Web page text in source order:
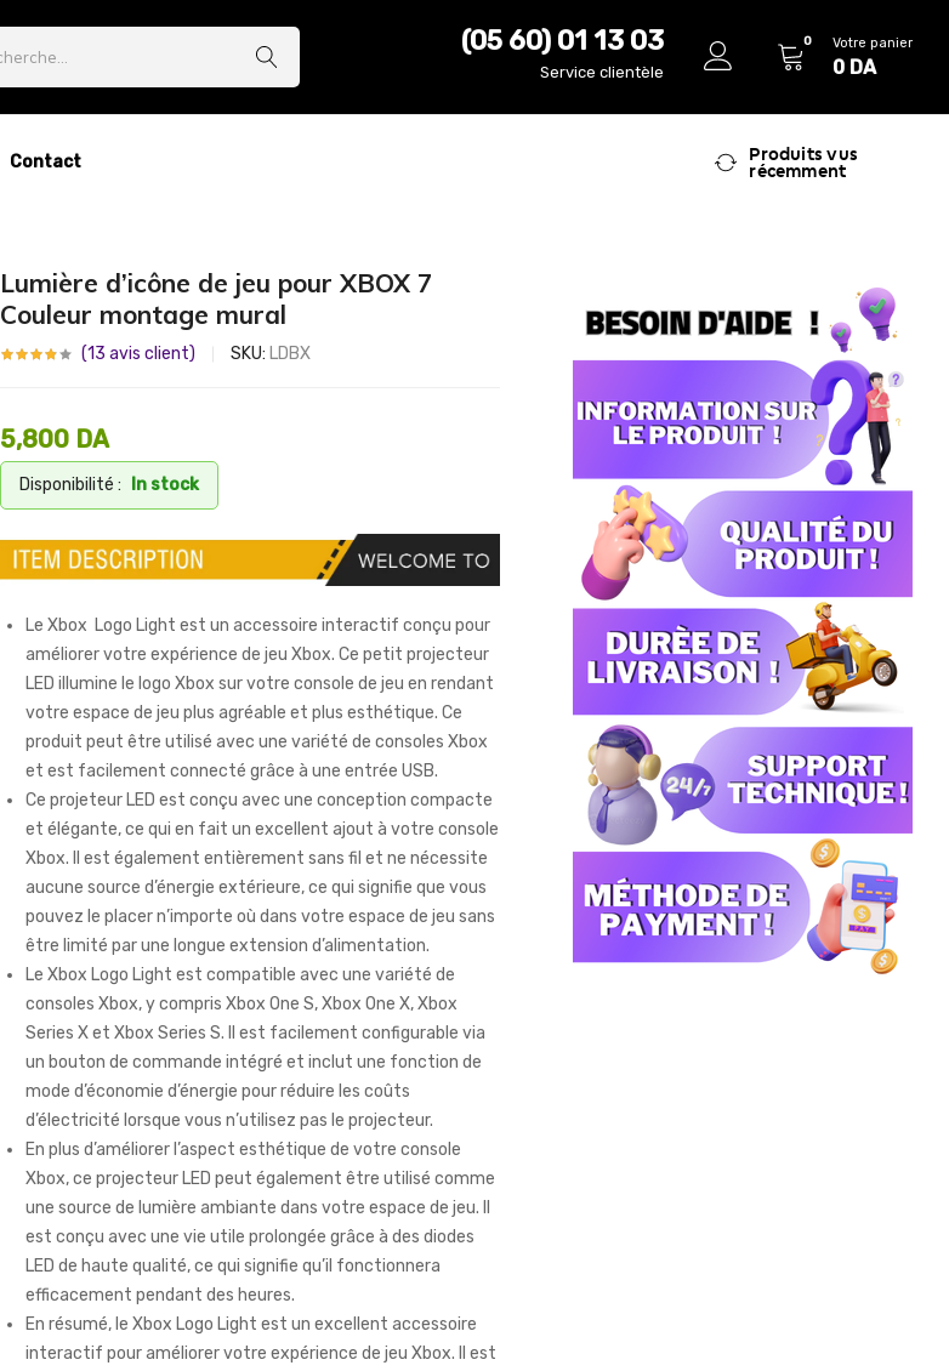
(05 60) 01 13 03
Service clientèle
0 Votre panier
0 DA
Contact
Produits vus
récemment
Lumière d’icône de jeu pour XBOX 7
Couleur montage mural
(13 avis client) SKU: LDBX
5,800 DA
Disponibilité : In stock
Le Xbox Logo Light est un accessoire interactif conçu pour
améliorer votre expérience de jeu Xbox. Ce petit projecteur
LED illumine le logo Xbox sur votre console de jeu en rendant
votre espace de jeu plus agréable et plus esthétique. Ce
produit peut être utilisé avec une variété de consoles Xbox
et est facilement connecté grâce à une entrée USB.
Ce projeteur LED est conçu avec une conception compacte
et élégante, ce qui en fait un excellent ajout à votre console
Xbox. Il est également entièrement sans fil et ne nécessite
aucune source d’énergie extérieure, ce qui signifie que vous
pouvez le placer n’importe où dans votre espace de jeu sans
être limité par une longue extension d’alimentation.
Le Xbox Logo Light est compatible avec une variété de
consoles Xbox, y compris Xbox One S, Xbox One X, Xbox
Series X et Xbox Series S. Il est facilement configurable via
un bouton de commande intégré et inclut une fonction de
mode d’économie d’énergie pour réduire les coûts
d’électricité lorsque vous n’utilisez pas le projecteur.
En plus d’améliorer l’aspect esthétique de votre console
Xbox, ce projecteur LED peut également être utilisé comme
une source de lumière ambiante dans votre espace de jeu. Il
est conçu avec une vie utile prolongée grâce à des diodes
LED de haute qualité, ce qui signifie qu’il fonctionnera
efficacement pendant des heures.
En résumé, le Xbox Logo Light est un excellent accessoire
interactif pour améliorer votre expérience de jeu Xbox. Il est